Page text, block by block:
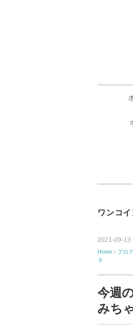
ワンコ
2021-09-13
Home › ブロ
タ
今週
みち